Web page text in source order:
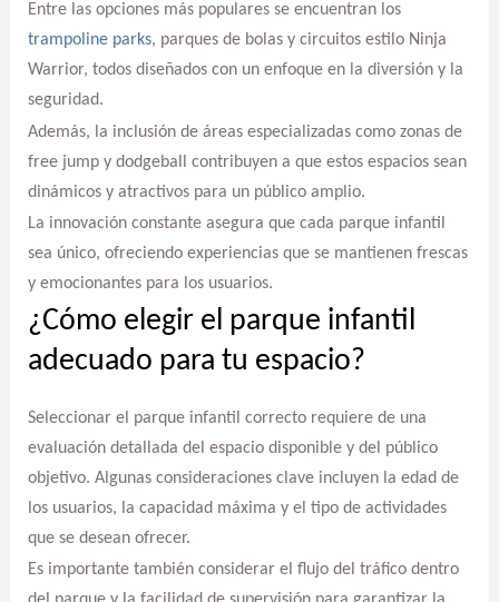
Entre las opciones más populares se encuentran los
trampoline parks, parques de bolas y circuitos estilo Ninja
Warrior, todos diseñados con un enfoque en la diversión y la
seguridad.
Además, la inclusión de áreas especializadas como zonas de
free jump y dodgeball contribuyen a que estos espacios sean
dinámicos y atractivos para un público amplio.
La innovación constante asegura que cada parque infantil
sea único, ofreciendo experiencias que se mantienen frescas
y emocionantes para los usuarios.
¿Cómo elegir el parque infantil
adecuado para tu espacio?
Seleccionar el parque infantil correcto requiere de una
evaluación detallada del espacio disponible y del público
objetivo. Algunas consideraciones clave incluyen la edad de
los usuarios, la capacidad máxima y el tipo de actividades
que se desean ofrecer.
Es importante también considerar el flujo del tráfico dentro